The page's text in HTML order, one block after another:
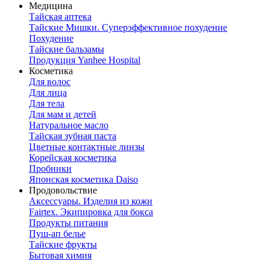
Медицина
Тайская аптека
Тайские Мишки. Суперэффективное похудение
Похудение
Тайские бальзамы
Продукция Yanhee Hospital
Косметика
Для волос
Для лица
Для тела
Для мам и детей
Натуральное масло
Тайская зубная паста
Цветные контактные линзы
Корейская косметика
Пробники
Японская косметика Daiso
Продовольствие
Аксессуары. Изделия из кожи
Fairtex. Экипировка для бокса
Продукты питания
Пуш-ап белье
Тайские фрукты
Бытовая химия